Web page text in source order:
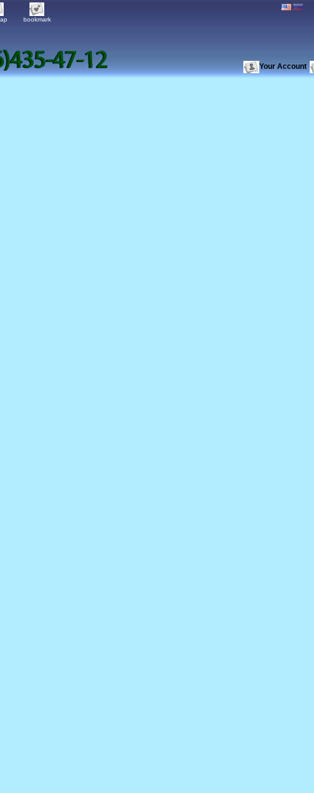
bookmark
Your Account